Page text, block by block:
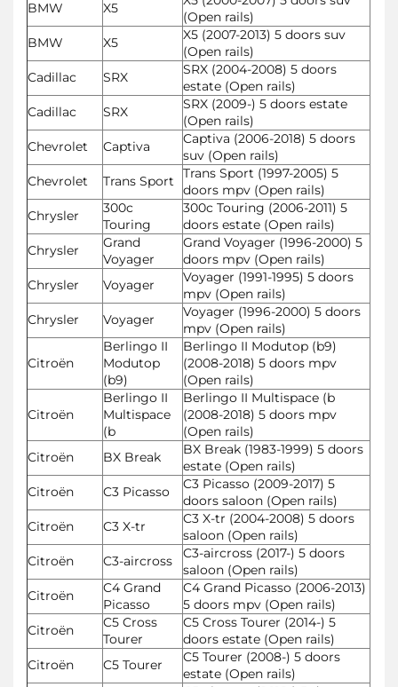
BMW X5
(Open rails)
BMW
X5
X5 (2007-2013) 5 doors suv
(Open rails)
Cadillac
SRX
SRX (2004-2008) 5 doors
estate (Open rails)
Cadillac
SRX
SRX (2009-) 5 doors estate
(Open rails)
Chevrolet
Captiva
Captiva (2006-2018) 5 doors
suv (Open rails)
Chevrolet
Trans Sport
Trans Sport (1997-2005) 5
doors mpv (Open rails)
Chrysler
300c
Touring
300c Touring (2006-2011) 5
doors estate (Open rails)
Chrysler
Grand
Voyager
Grand Voyager (1996-2000) 5
doors mpv (Open rails)
Chrysler
Voyager
Voyager (1991-1995) 5 doors
mpv (Open rails)
Chrysler
Voyager
Voyager (1996-2000) 5 doors
mpv (Open rails)
Citroën
Berlingo II
Modutop
(b9)
Berlingo II Modutop (b9)
(2008-2018) 5 doors mpv
(Open rails)
Citroën
Berlingo II
Multispace
(b
Berlingo II Multispace (b
(2008-2018) 5 doors mpv
(Open rails)
Citroën
BX Break
BX Break (1983-1999) 5 doors
estate (Open rails)
Citroën
C3 Picasso
C3 Picasso (2009-2017) 5
doors saloon (Open rails)
Citroën
C3 X-tr
C3 X-tr (2004-2008) 5 doors
saloon (Open rails)
Citroën
C3-aircross
C3-aircross (2017-) 5 doors
saloon (Open rails)
Citroën
C4 Grand
Picasso
C4 Grand Picasso (2006-2013)
5 doors mpv (Open rails)
Citroën
C5 Cross
Tourer
C5 Cross Tourer (2014-) 5
doors estate (Open rails)
Citroën
C5 Tourer
C5 Tourer (2008-) 5 doors
estate (Open rails)